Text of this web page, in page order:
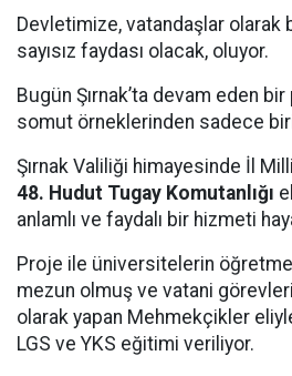
Devletimize, vatandaşlar
sayısız faydası olacak, oluyor.
Bugün Şırnak’ta devam eden
somut örneklerinden sadece
Şırnak Valiliği himayesinde İl
48. Hudut Tugay Komutanlığı
anlamlı ve faydalı bir hizmeti
Proje ile üniversitelerin
mezun olmuş ve vatani
olarak yapan Mehmekçikler
LGS ve YKS eğitimi veriliyor.